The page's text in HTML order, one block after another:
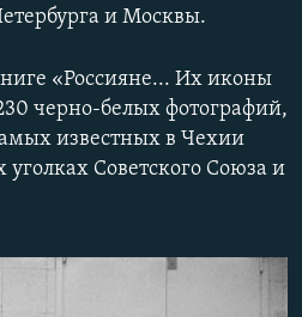
и Москвы.
«Россияне... Их иконы
черно-белых фотографий,
известных в Чехии
уголках Советского Союза и